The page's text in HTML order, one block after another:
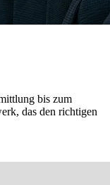
bis zum
das den richtigen